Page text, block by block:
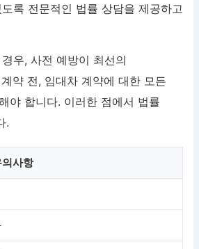
록 전문적인 법률 상담을 제공하고
우, 사전 예방이 최선의
약 전, 임대차 계약에 대한 모든
야 합니다. 이러한 점에서 법률
.
사항